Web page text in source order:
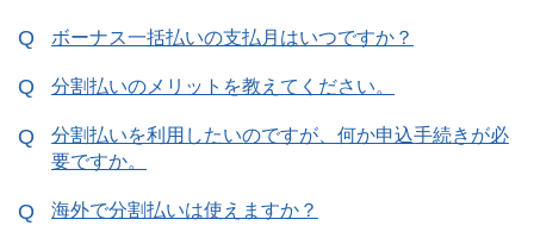
ボーナス一括払いの支払月はいつですか？
分割払いのメリットを教えてください。
分割払いを利用したいのですが、何か申込手続きが必
要ですか。
海外で分割払いは使えますか？